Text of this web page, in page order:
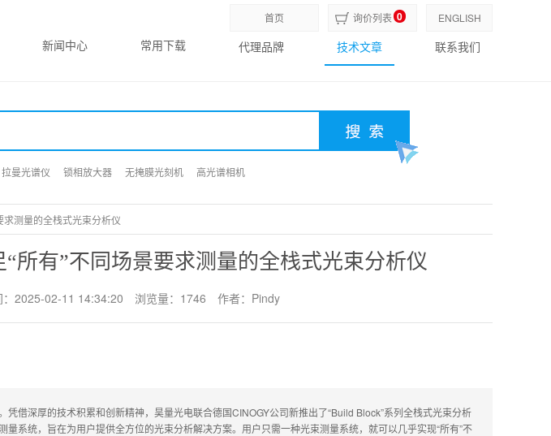
ENGLISH
询价列表 0
首页
新闻中心 常用下载 代理品牌 技术文章 联系我们
曼光谱仪 锁相放大器 无掩膜光刻机 高光谱相机
曼光谱仪 锁相放大器 无掩膜光刻机 高光谱相机
曼光谱仪 锁相放大器 无掩膜光刻机 高光谱相机
求测量的全栈式光束分析仪
所有”不同场景要求测量的全栈式光束分析仪
：2025-02-11 14:34:20 浏览量：1746 作者：Pindy
借深厚的技术积累和创新精神，昊量光电联合德国CINOGY公司新推出了“Build Block”系列全栈式光束分析
系统，旨在为用户提供全方位的光束分析解决方案。用户只需一种光束测量系统，就可以几乎实现“所有”不